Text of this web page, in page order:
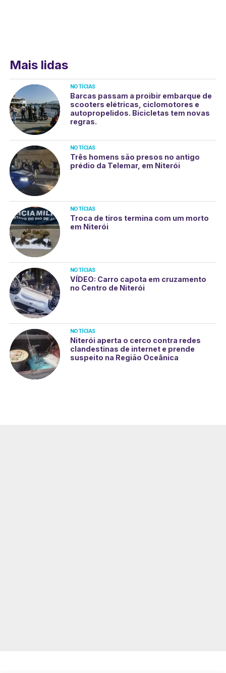
Mais lidas
NOTÍCIAS
Barcas passam a proibir embarque de
scooters elétricas, ciclomotores e
autopropelidos. Bicicletas tem novas
regras.
NOTÍCIAS
Três homens são presos no antigo
prédio da Telemar, em Niterói
NOTÍCIAS
Troca de tiros termina com um morto
em Niterói
NOTÍCIAS
VÍDEO: Carro capota em cruzamento
no Centro de Niterói
NOTÍCIAS
Niterói aperta o cerco contra redes
clandestinas de internet e prende
suspeito na Região Oceânica